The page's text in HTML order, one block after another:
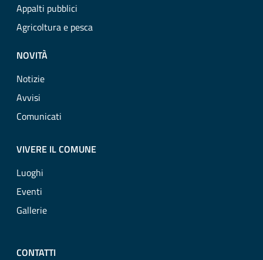
Appalti pubblici
Agricoltura e pesca
NOVITÀ
Notizie
Avvisi
Comunicati
VIVERE IL COMUNE
Luoghi
Eventi
Gallerie
CONTATTI